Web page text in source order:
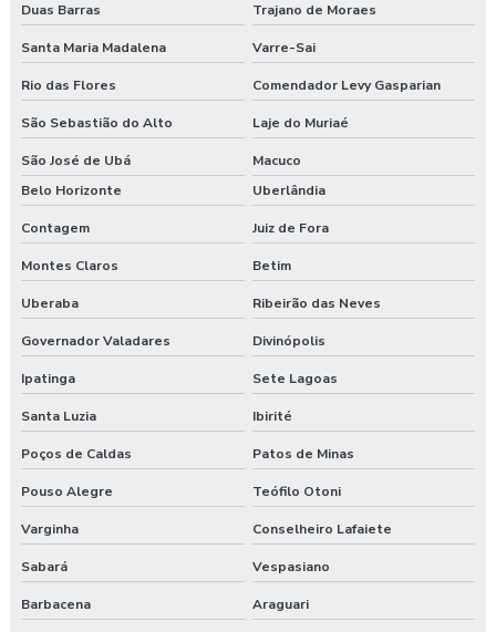
Empresas de segurança e saúde do trabalho
Esocial para segurança do trabalho
Esocial segurança do trabalho empresas
Exame admissional guarapuava
Exame admissional em pinhão
Exame admissional preço
Exame admissional em turvo
Exame aso admissional
Exame aso preço
Exame aso valor
Exame demissional preço
Exame médico admissional guarapuava
Duas Barras Trajano de Moraes
Santa Maria Madalena Varre-Sai
Rio das Flores Comendador Levy Gasparian
São Sebastião do Alto Laje do Muriaé
São José de Ubá
Macuco
Belo Horizonte
Uberlândia
Contagem Juiz de Fora
Montes Claros Betim
Uberaba Ribeirão das Neves
Governador Valadares Divinópolis
Ipatinga Sete Lagoas
Santa Luzia Ibirité
Poços de Caldas Patos de Minas
Pouso Alegre Teófilo Otoni
Varginha Conselheiro Lafaiete
Sabará Vespasiano
Barbacena Araguari